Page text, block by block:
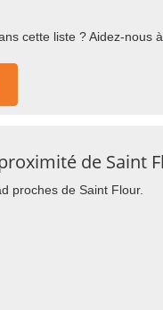
cette liste ? Aidez-
de Saint
proches de Saint Flour.